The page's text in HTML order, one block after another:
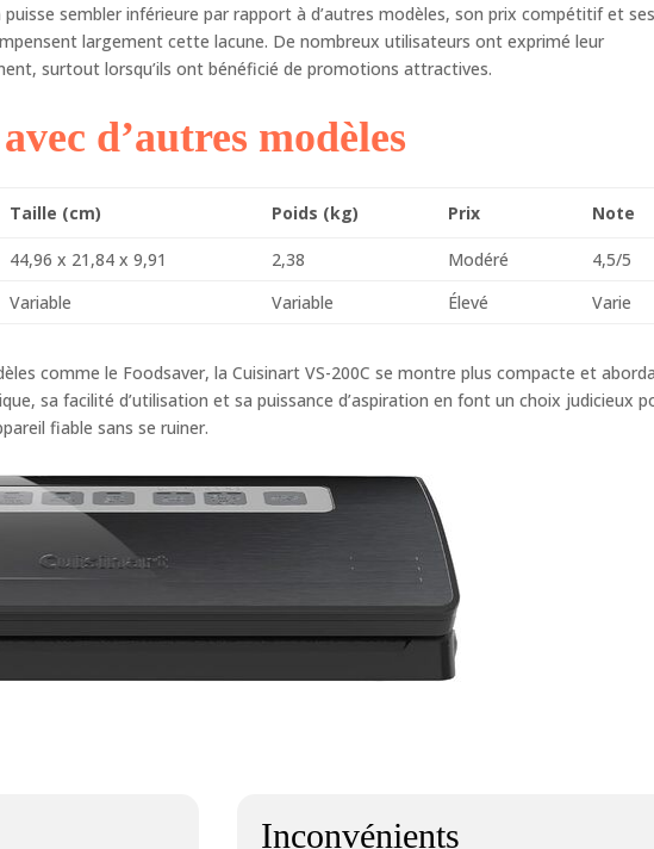
sembler inférieure par rapport à d’autres modèles, son prix compétitif et ses
largement cette lacune. De nombreux utilisateurs ont exprimé leur
surtout lorsqu’ils ont bénéficié de promotions attractives.
d’autres modèles
Taille (cm) Poids (kg) Prix Note
44,96 x 21,84 x 9,91 2,38 Modéré
4,5/5
Variable Variable Élevé Varie
comme le Foodsaver, la Cuisinart VS-200C se montre plus compacte et
sa facilité d’utilisation et sa puissance d’aspiration en font un choix judicieux
fiable sans se ruiner.
Inconvénients